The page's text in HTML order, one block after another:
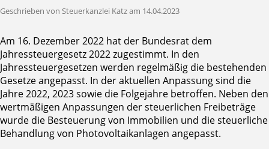
Geschrieben von Steuerkanzlei Katz am 14.04.2023
Am 16. Dezember 2022 hat der Bundesrat dem
Jahressteuergesetz 2022 zugestimmt. In den
Jahressteuergesetzen werden regelmäßig die bestehenden
Gesetze angepasst. In der aktuellen Anpassung sind die
Jahre 2022, 2023 sowie die Folgejahre betroffen. Neben den
wertmäßigen Anpassungen der steuerlichen Freibeträge
wurde die Besteuerung von Immobilien und die steuerliche
Behandlung von Photovoltaikanlagen angepasst.